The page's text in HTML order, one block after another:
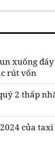
xuống đáy
rút vốn
2 thấp
của